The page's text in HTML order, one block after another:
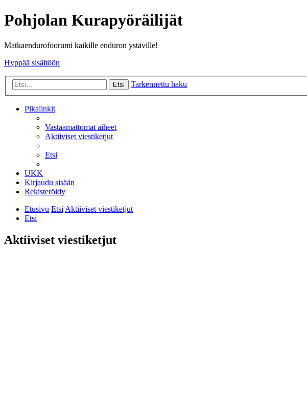
Pohjolan Kurapyöräilijät
Matkaendurofoorumi kaikille enduron ystäville!
Hyppää sisältöön
Etsi Tarkennettu haku
Pikalinkit
Vastaamattomat aiheet
Aktiiviset viestiketjut
Etsi
UKK
Kirjaudu sisään
Rekisteröidy
Etusivu EtsiAktiiviset viestiketjut
Etsi
Aktiiviset viestiketjut